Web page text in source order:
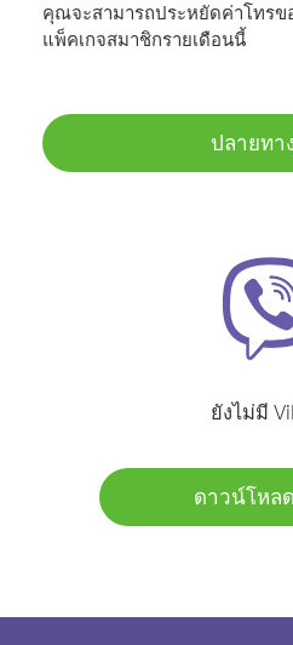
คุณจะสามารถประหยัดค่าโทร
แพ็คเกจสมาชิกรายเดือนนี้
ปลายทา
ยังไม่มี
ดาวน์โหล